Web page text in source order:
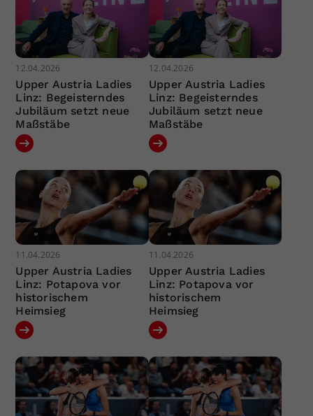
12.04.2026
Upper Austria Ladies
Linz: Begeisterndes
Jubiläum setzt neue
Maßstäbe
12.04.2026
Upper Austria Ladies
Linz: Begeisterndes
Jubiläum setzt neue
Maßstäbe
11.04.2026
Upper Austria Ladies
Linz: Potapova vor
historischem
Heimsieg
11.04.2026
Upper Austria Ladies
Linz: Potapova vor
historischem
Heimsieg